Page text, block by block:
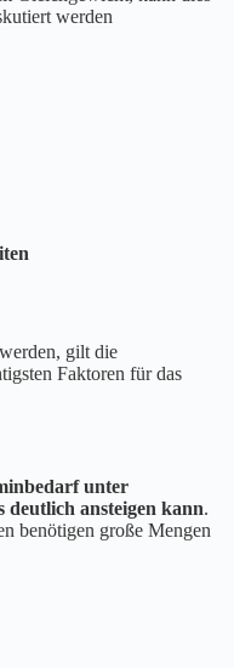
werden
gilt die
Faktoren für das
unter
deutlich ansteigen kann.
benötigen große Mengen